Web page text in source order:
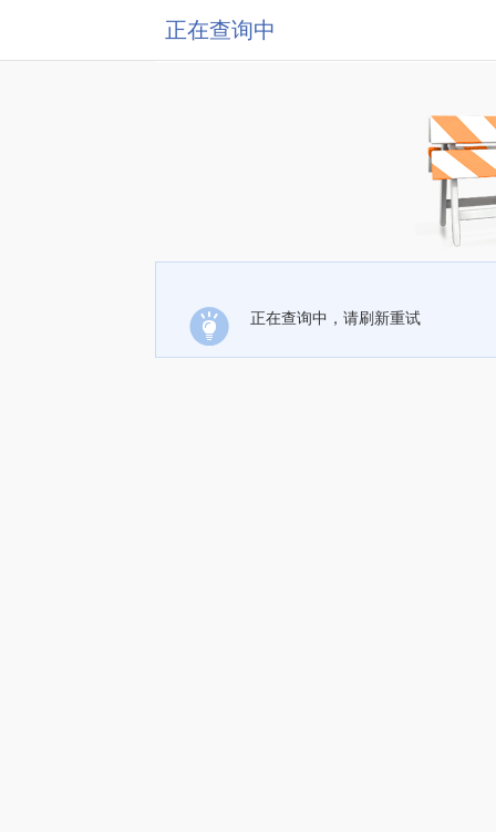
正在查询中
正在查询中，请刷新重试